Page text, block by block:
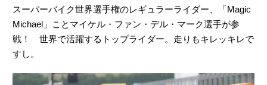
スーパーバイク世界選手権のレギュラーライダー、「Magic
Michael」ことマイケル・ファン・デル・マーク選手が参
戦！ 世界で活躍するトップライダー。走りもキレッキレで
すし。